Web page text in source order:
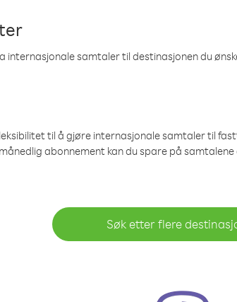
samtaler til destinasjonen du
til å gjøre internasjonale samtaler til
abonnement kan du spare på
Søk etter flere